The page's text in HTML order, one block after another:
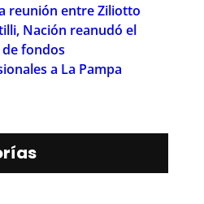
reunión entre Ziliotto
Nación reanudó el
fondos
a La Pampa